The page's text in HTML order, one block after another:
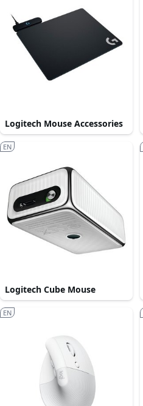
Logitech Mouse Accessories
Logitech Cube Mouse
EN
EN